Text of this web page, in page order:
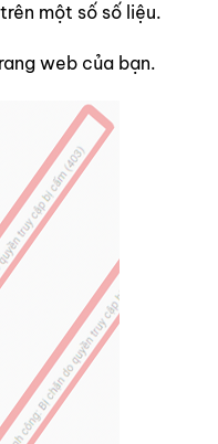
một số số liệu.
web của bạn.